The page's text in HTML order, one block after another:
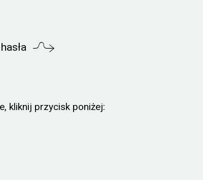
kliknij przycisk poniżej: